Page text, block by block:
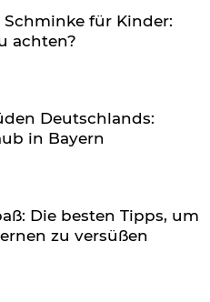
für Kinder:
achten?
Deutschlands:
in Bayern
Die besten Tipps, um
zu versüßen